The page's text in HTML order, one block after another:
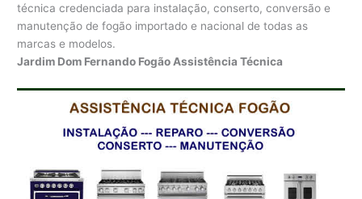
técnica credenciada para instalação, conserto, conversão e
manutenção de fogão importado e nacional de todas as
marcas e modelos.
Jardim Dom Fernando Fogão Assistência Técnica